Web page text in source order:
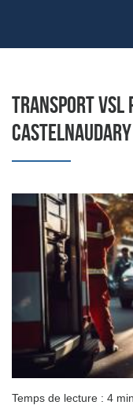
TRANSPORT VSL
CASTELNAUDARY
Temps de lecture : 4